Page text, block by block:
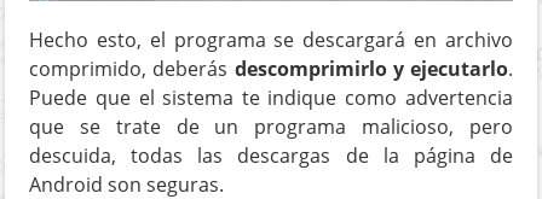
Hecho esto, el programa se descargará en archivo
comprimido, deberás descomprimirlo y ejecutarlo.
Puede que el sistema te indique como advertencia
que se trate de un programa malicioso, pero
descuida, todas las descargas de la página de
Android son seguras.